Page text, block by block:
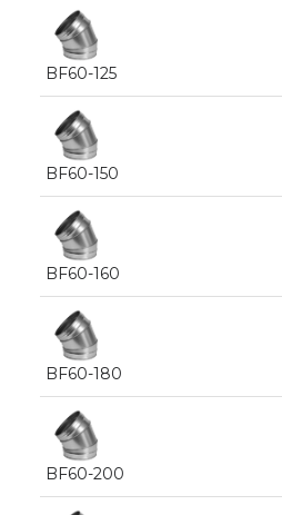
BF60-125
BF60-150
BF60-160
BF60-180
BF60-200